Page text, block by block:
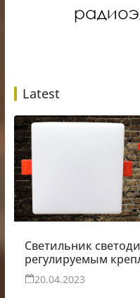
Latest
Светильник
регулируемым
20.04.2023